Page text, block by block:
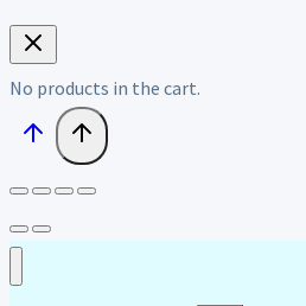
No products in the cart.